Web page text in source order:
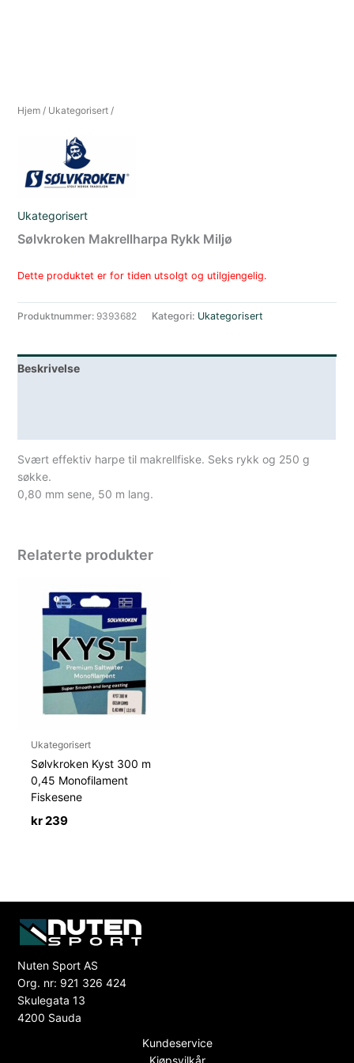
Hjem / Ukategorisert /
Ukategorisert
Sølvkroken Makrellharpa Rykk Miljø
Dette produktet er for tiden utsolgt og utilgjengelig.
Produktnummer: 9393682 Kategori: Ukategorisert
Beskrivelse
Svært effektiv harpe til makrellfiske. Seks rykk og 250 g
søkke.
0,80 mm sene, 50 m lang.
Relaterte produkter
Ukategorisert
Sølvkroken Kyst 300 m
0,45 Monofilament
Fiskesene
kr239
Nuten Sport AS
Org. nr: 921 326 424
Skulegata 13
4200 Sauda
Kundeservice
Kjøpsvilkår